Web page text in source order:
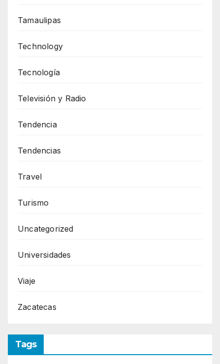
Tamaulipas
Technology
Tecnología
Televisión y Radio
Tendencia
Tendencias
Travel
Turismo
Uncategorized
Universidades
Viaje
Zacatecas
Tags